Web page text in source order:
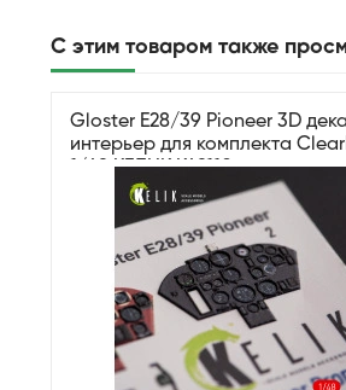
С этим товаром также
Gloster E28/39 Pioneer 3D
интерьер для комплекта
1/48 КЕЛИК K48110